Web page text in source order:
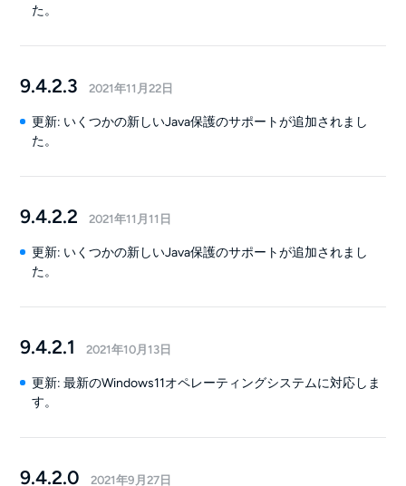
た。
9.4.2.3 2021年11月22日
更新: いくつかの新しいJava保護のサポートが追加されまし
た。
9.4.2.2 2021年11月11日
更新: いくつかの新しいJava保護のサポートが追加されまし
た。
9.4.2.1 2021年10月13日
更新: 最新のWindows11オペレーティングシステムに対応しま
す。
9.4.2.0 2021年9月27日